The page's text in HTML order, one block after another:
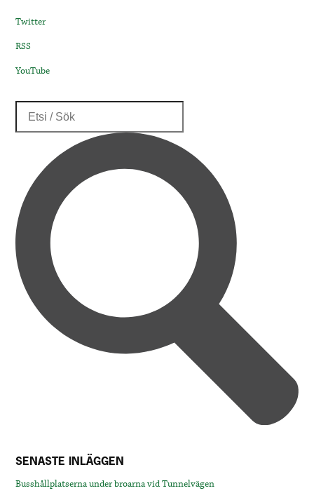
Twitter
RSS
YouTube
SENASTE INLÄGGEN
Busshållplatserna under broarna vid Tunnelvägen